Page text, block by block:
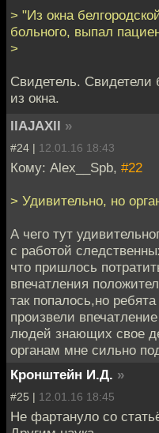
> "Из окна
больного, выпал
>
Свидетель.
из окна.
llAJAXll »
#24 | 12.01.16 18:43
Кому: Alex__Spb, #22
> Удивительно, но
А чего тут
с работой
что пришлось
впечатления
так попалось,но
произвели
людей знающих свое
органам мне сильно
Кронштейн И.Д. »
#25 | 12.01.16 18:45
Не фартануло со